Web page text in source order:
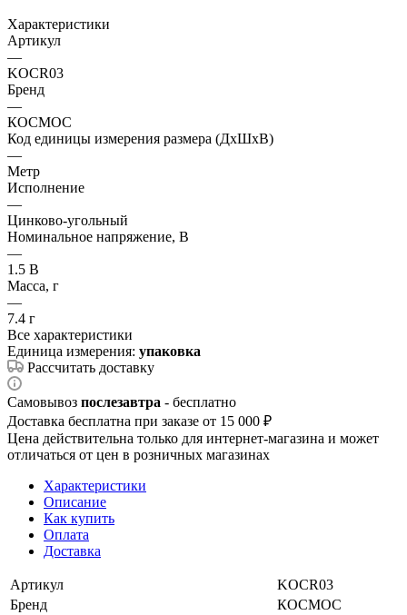
Характеристики
Артикул
—
KOCR03
Бренд
—
КОСМОС
Код единицы измерения размера (ДхШхВ)
—
Метр
Исполнение
—
Цинково-угольный
Номинальное напряжение, В
—
1.5 В
Масса, г
—
7.4 г
Все характеристики
Единица измерения: упаковка
Рассчитать доставку
Самовывоз послезавтра - бесплатно
Доставка бесплатна при заказе от 15 000 ₽
Цена действительна только для интернет-магазина и может
отличаться от цен в розничных магазинах
Характеристики
Описание
Как купить
Оплата
Доставка
Артикул
KOCR03
Бренд
КОСМОС